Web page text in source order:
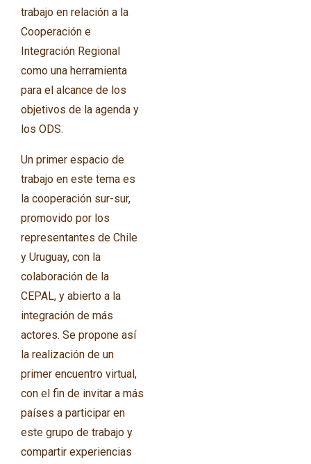
trabajo en relación a la
Cooperación e
Integración Regional
como una herramienta
para el alcance de los
objetivos de la agenda y
los ODS.
Un primer espacio de
trabajo en este tema es
la cooperación sur-sur,
promovido por los
representantes de Chile
y Uruguay, con la
colaboración de la
CEPAL, y abierto a la
integración de más
actores. Se propone así
la realización de un
primer encuentro virtual,
con el fin de invitar a más
países a participar en
este grupo de trabajo y
compartir experiencias